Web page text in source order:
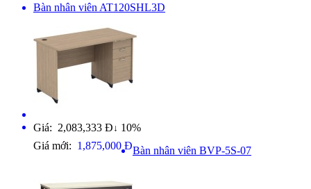
Bàn nhân viên AT120SHL3D
Giá: 2,083,333 Đ ↓ 10%
Giá mới: 1,875,000 ĐBàn nhân viên BVP-5S-07